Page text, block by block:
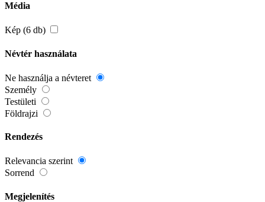
Média
Kép (6 db)
Névtér használata
Ne használja a névteret
Személy
Testületi
Földrajzi
Rendezés
Relevancia szerint
Sorrend
Megjelenítés